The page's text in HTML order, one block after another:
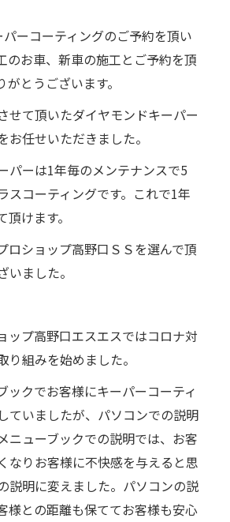
ーコーティングのご予約を頂い
のお車、新車の施工とご予約を頂
とうございます。
せて頂いたダイヤモンドキーパー
お任せいただきました。
パーは1年毎のメンテナンスで5
スコーティングです。これで1年
けます。
ロショップ高野口ＳＳを選んで頂
いました。
ップ高野口エスエスではコロナ対
り組みを始めました。
ックでお客様にキーパーコーティ
ていましたが、パソコンでの説明
ニューブックでの説明では、お客
なりお客様に不快感を与えると思
説明に変えました。パソコンの説
様との距離も保ててお客様も安心